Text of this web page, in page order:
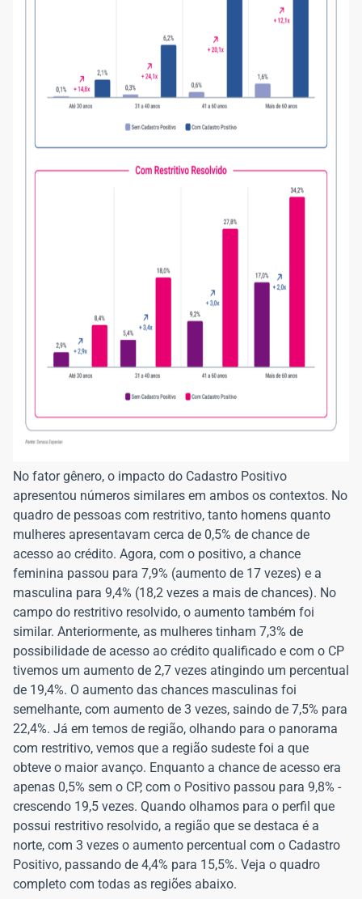
No fator gênero, o impacto do Cadastro Positivo
apresentou números similares em ambos os contextos. No
quadro de pessoas com restritivo, tanto homens quanto
mulheres apresentavam cerca de 0,5% de chance de
acesso ao crédito. Agora, com o positivo, a chance
feminina passou para 7,9% (aumento de 17 vezes) e a
masculina para 9,4% (18,2 vezes a mais de chances). No
campo do restritivo resolvido, o aumento também foi
similar. Anteriormente, as mulheres tinham 7,3% de
possibilidade de acesso ao crédito qualificado e com o CP
tivemos um aumento de 2,7 vezes atingindo um percentual
de 19,4%. O aumento das chances masculinas foi
semelhante, com aumento de 3 vezes, saindo de 7,5% para
22,4%. Já em temos de região, olhando para o panorama
com restritivo, vemos que a região sudeste foi a que
obteve o maior avanço. Enquanto a chance de acesso era
apenas 0,5% sem o CP, com o Positivo passou para 9,8% -
crescendo 19,5 vezes. Quando olhamos para o perfil que
possui restritivo resolvido, a região que se destaca é a
norte, com 3 vezes o aumento percentual com o Cadastro
Positivo, passando de 4,4% para 15,5%. Veja o quadro
completo com todas as regiões abaixo.